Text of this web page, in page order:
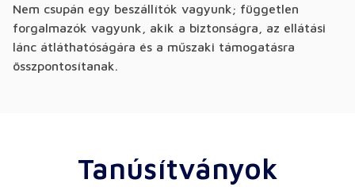
Nem csupán egy beszállítók vagyunk; független
forgalmazók vagyunk, akik a biztonságra, az ellátási
lánc átláthatóságára és a műszaki támogatásra
összpontosítanak.
Tanúsítványok